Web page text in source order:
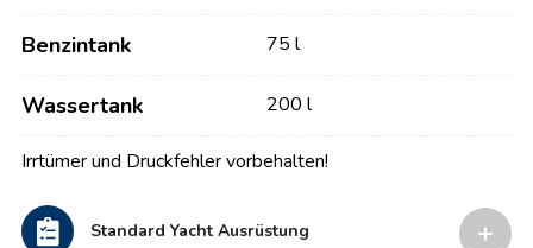
Benzintank 75 l
Wassertank 200 l
Irrtümer und Druckfehler vorbehalten!
Standard Yacht Ausrüstung